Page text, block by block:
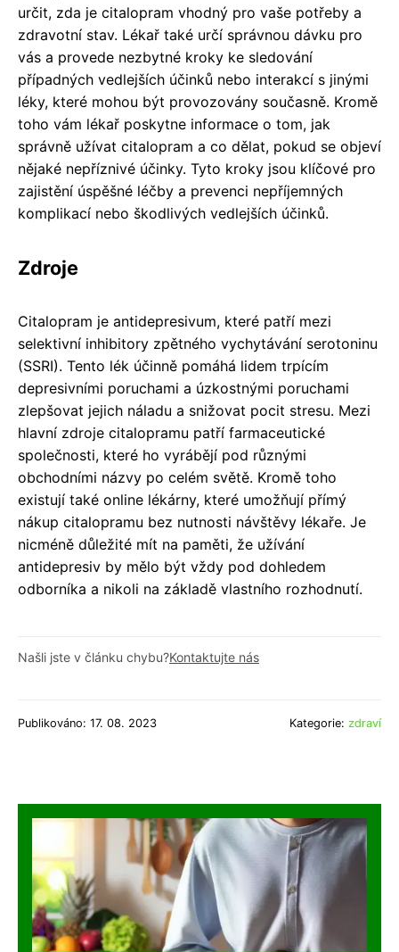
určit, zda je citalopram vhodný pro vaše potřeby a
zdravotní stav. Lékař také určí správnou dávku pro
vás a provede nezbytné kroky ke sledování
případných vedlejších účinků nebo interakcí s jinými
léky, které mohou být provozovány současně. Kromě
toho vám lékař poskytne informace o tom, jak
správně užívat citalopram a co dělat, pokud se objeví
nějaké nepříznivé účinky. Tyto kroky jsou klíčové pro
zajistění úspěšné léčby a prevenci nepříjemných
komplikací nebo škodlivých vedlejších účinků.
Zdroje
Citalopram je antidepresivum, které patří mezi
selektivní inhibitory zpětného vychytávání serotoninu
(SSRI). Tento lék účinně pomáhá lidem trpícím
depresivními poruchami a úzkostnými poruchami
zlepšovat jejich náladu a snižovat pocit stresu. Mezi
hlavní zdroje citalopramu patří farmaceutické
společnosti, které ho vyrábějí pod různými
obchodními názvy po celém světě. Kromě toho
existují také online lékárny, které umožňují přímý
nákup citalopramu bez nutnosti návštěvy lékaře. Je
nicméně důležité mít na paměti, že užívání
antidepresiv by mělo být vždy pod dohledem
odborníka a nikoli na základě vlastního rozhodnutí.
Našli jste v článku chybu?Kontaktujte nás
Publikováno: 17. 08. 2023 Kategorie: zdraví